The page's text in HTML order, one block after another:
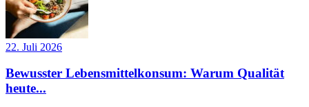
22. Juli 2026
Bewusster Lebensmittelkonsum: Warum Qualität
heute...